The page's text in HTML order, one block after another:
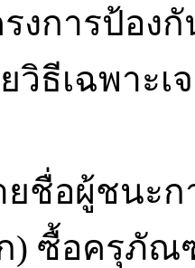
งการป้อง
วิธีเฉพาะเ
ยชื่อผู้ชนะก
) ซื้อครุภั